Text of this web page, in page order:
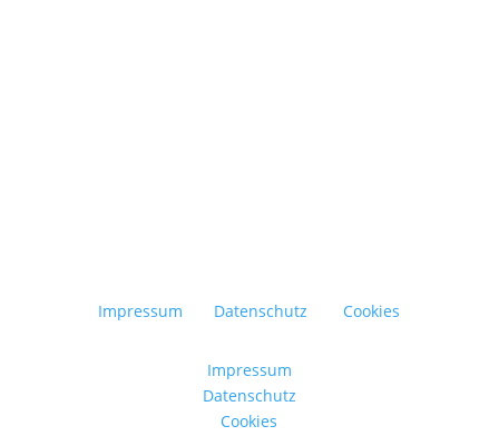
Impressum Datenschutz Cookies
Impressum
Datenschutz
Cookies